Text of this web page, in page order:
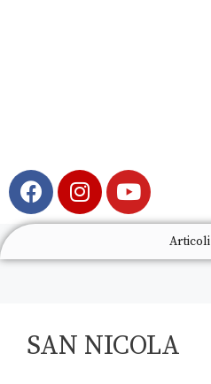
Articoli
SAN NICOLA